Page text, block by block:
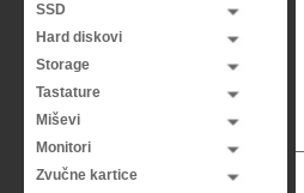
SSD
Hard diskovi
Storage
Tastature
Miševi
Monitori
Zvučne kartice